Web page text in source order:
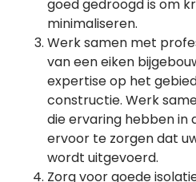
goed gedroogd is om
minimaliseren.
Werk samen met
van een eiken
expertise op het
constructie. Werk
die ervaring hebben in
ervoor te zorgen dat
wordt uitgevoerd.
Zorg voor goede